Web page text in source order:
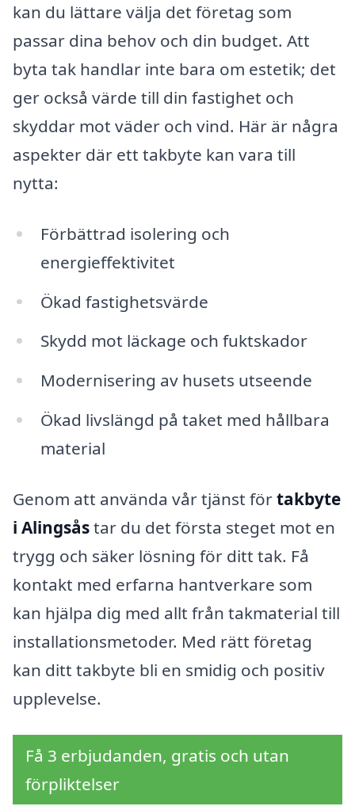
kan du lättare välja det företag som
passar dina behov och din budget. Att
byta tak handlar inte bara om estetik; det
ger också värde till din fastighet och
skyddar mot väder och vind. Här är några
aspekter där ett takbyte kan vara till
nytta:
Förbättrad isolering och
energieffektivitet
Ökad fastighetsvärde
Skydd mot läckage och fuktskador
Modernisering av husets utseende
Ökad livslängd på taket med hållbara
material
Genom att använda vår tjänst förtakbyte
i Alingsåstar du det första steget mot en
trygg och säker lösning för ditt tak. Få
kontakt med erfarna hantverkare som
kan hjälpa dig med allt från takmaterial till
installationsmetoder. Med rätt företag
kan ditt takbyte bli en smidig och positiv
upplevelse.
Få 3 erbjudanden, gratis och utan
förpliktelser